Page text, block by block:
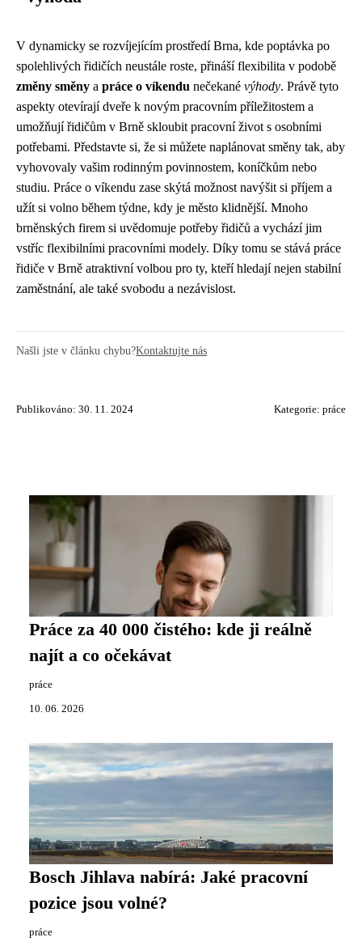
V dynamicky se rozvíjejícím prostředí Brna, kde poptávka po
spolehlivých řidičích neustále roste, přináší flexibilita v podobě
změny směny a práce o víkendu nečekané výhody. Právě tyto
aspekty otevírají dveře k novým pracovním příležitostem a
umožňují řidičům v Brně skloubit pracovní život s osobními
potřebami. Představte si, že si můžete naplánovat směny tak, aby
vyhovovaly vašim rodinným povinnostem, koníčkům nebo
studiu. Práce o víkendu zase skýtá možnost navýšit si příjem a
užít si volno během týdne, kdy je město klidnější. Mnoho
brněnských firem si uvědomuje potřeby řidičů a vychází jim
vstříc flexibilními pracovními modely. Díky tomu se stává práce
řidiče v Brně atraktivní volbou pro ty, kteří hledají nejen stabilní
zaměstnání, ale také svobodu a nezávislost.
Našli jste v článku chybu?Kontaktujte nás
Publikováno: 30. 11. 2024 Kategorie: práce
Práce za 40 000 čistého: kde ji reálně
najít a co očekávat
práce
10. 06. 2026
Bosch Jihlava nabírá: Jaké pracovní
pozice jsou volné?
práce